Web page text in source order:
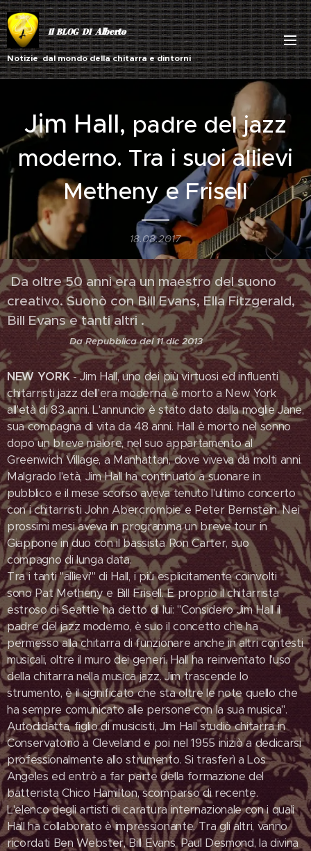
Il BLOG DIAlberto
Notizie dal mondo della chitarra e dintorni
Jim Hall, padre del jazz
moderno. Tra i suoi allievi
Metheny e Frisell
18.08.2017
Da oltre 50 anni era un maestro del suono
creativo. Suonò con Bill Evans, Ella Fitzgerald,
Bill Evans e tanti altri .
Da Repubblica del 11 dic 2013
NEW YORK- Jim Hall, uno dei più virtuosi ed influenti
chitarristi jazz dell'era moderna, è morto a New York
all'età di 83 anni. L'annuncio è stato dato dalla moglie Jane,
sua compagna di vita da 48 anni. Hall è morto nel sonno
dopo un breve malore, nel suo appartamento al
Greenwich Village, a Manhattan, dove viveva da molti anni.
Malgrado l'età, Jim Hall ha continuato a suonare in
pubblico e il mese scorso aveva tenuto l'ultimo concerto
con i chitarristi John Abercrombie e Peter Bernstein. Nei
prossimi mesi aveva in programma un breve tour in
Giappone in duo con il bassista Ron Carter, suo
compagno di lunga data.
Tra i tanti "allievi"' di Hall, i più esplicitamente coinvolti
sono Pat Metheny e Bill Frisell. E proprio il chitarrista
estroso di Seattle ha detto di lui: "Considero Jim Hall il
padre del jazz moderno, è suo il concetto che ha
permesso alla chitarra di funzionare anche in altri contesti
musicali, oltre il muro dei generi. Hall ha reinventato l'uso
della chitarra nella musica jazz. Jim trascende lo
strumento, è il significato che sta oltre le note quello che
ha sempre comunicato alle persone con la sua musica".
Autodidatta, figlio di musicisti, Jim Hall studiò chitarra in
Conservatorio a Cleveland e poi nel 1955 iniziò a dedicarsi
professionalmente allo strumento. Si trasferì a Los
Angeles ed entrò a far parte della formazione del
batterista Chico Hamilton, scomparso di recente.
L'elenco degli artisti di caratura internazionale con i quali
Hall ha collaborato è impressionante. Tra gli altri, vanno
ricordati Ben Webster, Bill Evans, Paul Desmond, la divina